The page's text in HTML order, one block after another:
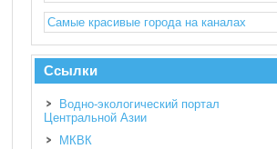
Самые красивые города на каналах
Ссылки
Водно-экологический портал
Центральной Азии
МКВК